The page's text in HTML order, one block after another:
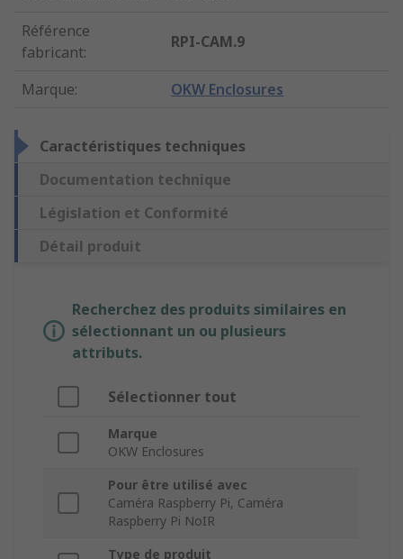
Référence
fabricant:
RPI-CAM.9
Marque: OKW Enclosures
Caractéristiques techniques
Documentation technique
Législation et Conformité
Détail produit
Recherchez des produits similaires en
sélectionnant un ou plusieurs
attributs.
Sélectionner tout
Marque
OKW Enclosures
Pour être utilisé avec
Caméra Raspberry Pi, Caméra
Raspberry Pi NoIR
Type de produit